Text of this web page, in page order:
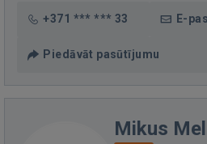
+371 *** *** 33 E-
Piedāvāt pasūtījumu
Mikus